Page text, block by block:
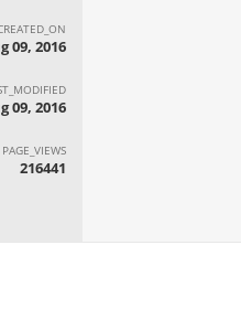
09, 2016
09, 2016
PAGE_VIEWS
216441